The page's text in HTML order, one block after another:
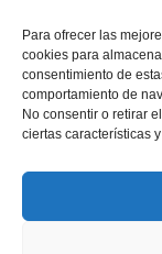
Para ofrecer las
cookies para
consentimiento de
comportamiento de
No consentir o retirar
ciertas características
Ramsay 2251,
011 4781-0060